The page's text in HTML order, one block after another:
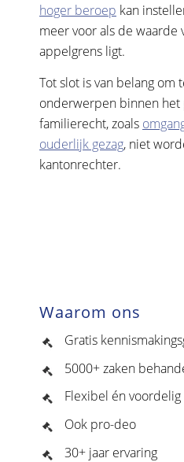
hoger beroep kan
meer voor als de waarde
appelgrens ligt.
Tot slot is van belang om
onderwerpen binnen het
familierecht, zoals
ouderlijk gezag, niet
kantonrechter.
Waarom ons
Gratis
5000+ zaken
Flexibel én voordelig
Ook pro-deo
30+ jaar ervaring